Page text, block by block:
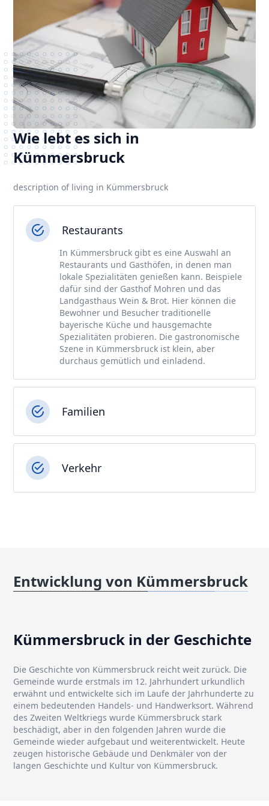
Wie lebt es sich in
Kümmersbruck
description of living in Kümmersbruck
Restaurants
In Kümmersbruck gibt es eine Auswahl an
Restaurants und Gasthöfen, in denen man
lokale Spezialitäten genießen kann. Beispiele
dafür sind der Gasthof Mohren und das
Landgasthaus Wein & Brot. Hier können die
Bewohner und Besucher traditionelle
bayerische Küche und hausgemachte
Spezialitäten probieren. Die gastronomische
Szene in Kümmersbruck ist klein, aber
durchaus gemütlich und einladend.
Familien
Verkehr
Entwicklung von Kümmersbruck
Kümmersbruck in der Geschichte
Die Geschichte von Kümmersbruck reicht weit zurück. Die
Gemeinde wurde erstmals im 12. Jahrhundert urkundlich
erwähnt und entwickelte sich im Laufe der Jahrhunderte zu
einem bedeutenden Handels- und Handwerksort. Während
des Zweiten Weltkriegs wurde Kümmersbruck stark
beschädigt, aber in den folgenden Jahren wurde die
Gemeinde wieder aufgebaut und weiterentwickelt. Heute
zeugen historische Gebäude und Denkmäler von der
langen Geschichte und Kultur von Kümmersbruck.